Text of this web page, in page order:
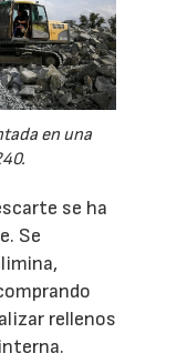
en una
se ha
Se
rellenos